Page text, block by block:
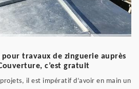
pour travaux de zinguerie auprès
c’est gratuit
il est impératif d’avoir en main un